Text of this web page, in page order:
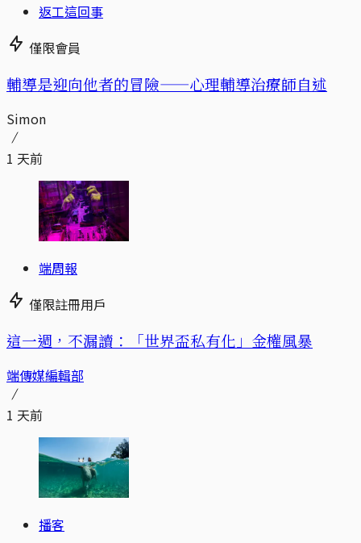
返工這回事
僅限會員
輔導是迎向他者的冒險——心理輔導治療師自述
Simon
1 天前
端周報
僅限註冊用戶
這一週，不漏讀：「世界盃私有化」金權風暴
端傳媒編輯部
1 天前
播客